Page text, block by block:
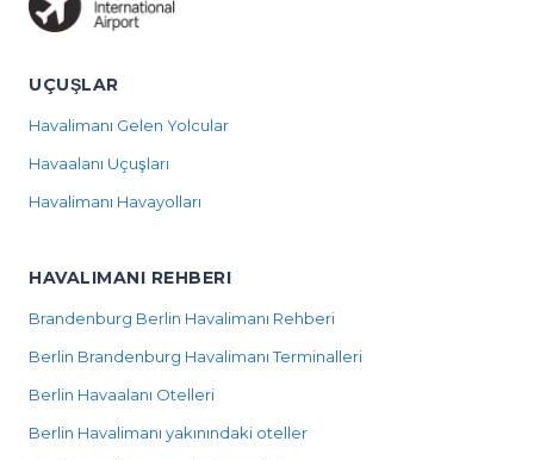
UÇUŞLAR
Havalimanı Gelen Yolcular
Havaalanı Uçuşları
Havalimanı Havayolları
HAVALIMANI REHBERI
Brandenburg Berlin Havalimanı Rehberi
Berlin Brandenburg Havalimanı Terminalleri
Berlin Havaalanı Otelleri
Berlin Havalimanı yakınındaki oteller